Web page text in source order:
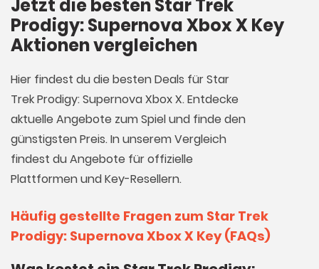
Jetzt die besten Star Trek
Prodigy: Supernova Xbox X Key
Aktionen vergleichen
Hier findest du die besten Deals für Star
Trek Prodigy: Supernova Xbox X. Entdecke
aktuelle Angebote zum Spiel und finde den
günstigsten Preis. In unserem Vergleich
findest du Angebote für offizielle
Plattformen und Key-Resellern.
Häufig gestellte Fragen zum Star Trek
Prodigy: Supernova Xbox X Key (FAQs)